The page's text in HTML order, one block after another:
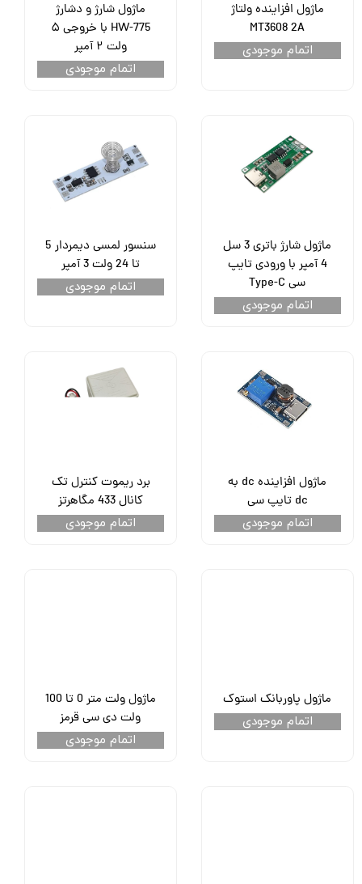
ماژول افزاینده ولتاژ
MT3608 2A
اتمام موجودی
ماژول شارژ و دشارژ
HW-775 با خروجی ۵
ولت ۲ آمپر
اتمام موجودی
ماژول شارژ باتری 3 سل
4 آمپر با ورودی تایپ
سی Type-C
اتمام موجودی
سنسور لمسی دیمردار 5
تا 24 ولت 3 آمپر
اتمام موجودی
ماژول افزاینده dc به
dc تایپ سی
اتمام موجودی
برد ریموت کنترل تک
کانال 433 مگاهرتز
اتمام موجودی
ماژول پاوربانک استوک
اتمام موجودی
ماژول ولت متر 0 تا 100
ولت دی سی قرمز
اتمام موجودی